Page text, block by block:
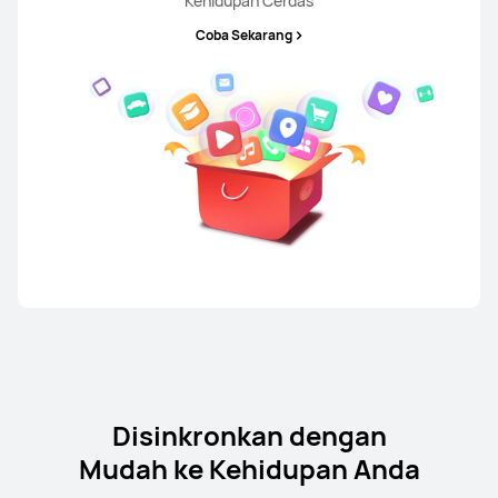
Coba Sekarang
Disinkronkan dengan
Mudah ke Kehidupan Anda